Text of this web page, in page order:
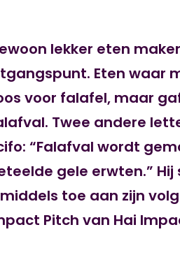
lekker eten
Eten waar
voor falafel, maar
Twee andere
“Falafval wordt
gele erwten.”
toe aan zijn
Pitch van Hai